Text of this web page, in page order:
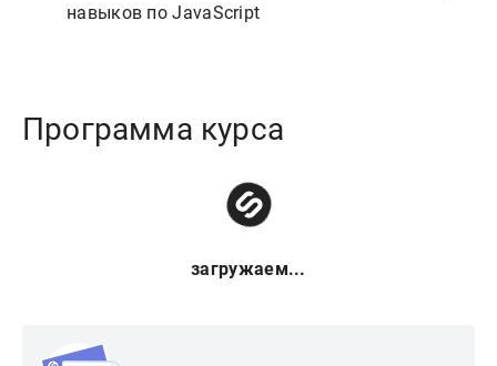
навыков по JavaScript
Программа курса
загружаем...